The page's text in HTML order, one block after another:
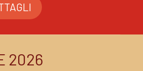
2026